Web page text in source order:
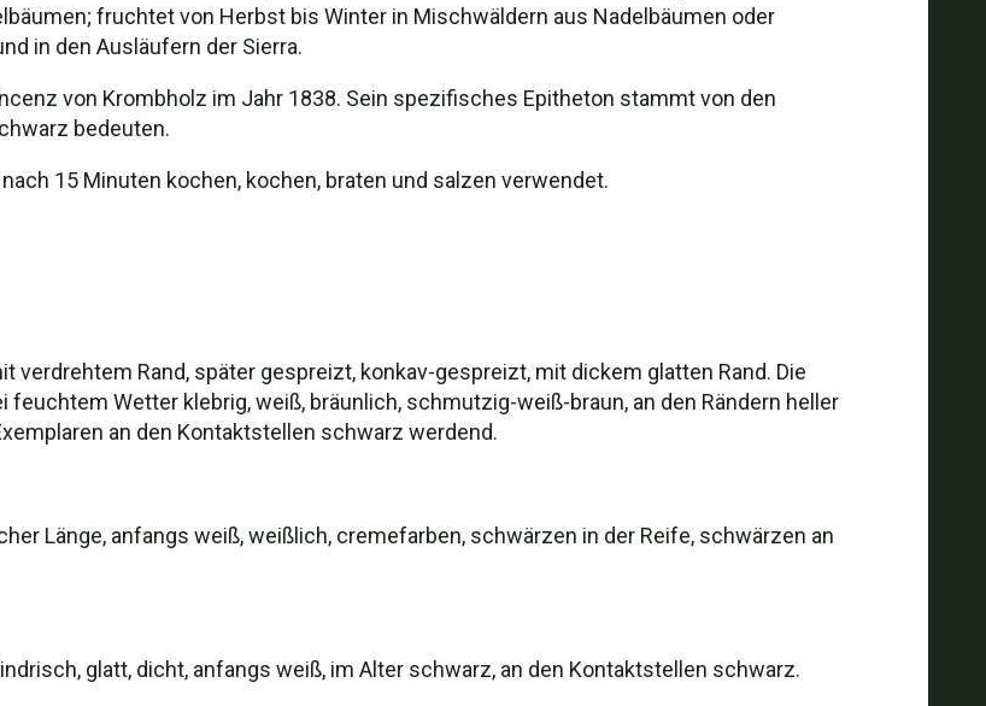
fruchtet von Herbst bis Winter in Mischwäldern aus Nadelbäumen oder
in den Ausläufern der Sierra.
von Krombholz im Jahr 1838. Sein spezifisches Epitheton stammt von den
bedeuten.
15 Minuten kochen, kochen, braten und salzen verwendet.
verdrehtem Rand, später gespreizt, konkav-gespreizt, mit dickem glatten Rand. Die
Wetter klebrig, weiß, bräunlich, schmutzig-weiß-braun, an den Rändern heller
an den Kontaktstellen schwarz werdend.
Länge, anfangs weiß, weißlich, cremefarben, schwärzen in der Reife, schwärzen an
glatt, dicht, anfangs weiß, im Alter schwarz, an den Kontaktstellen schwarz.